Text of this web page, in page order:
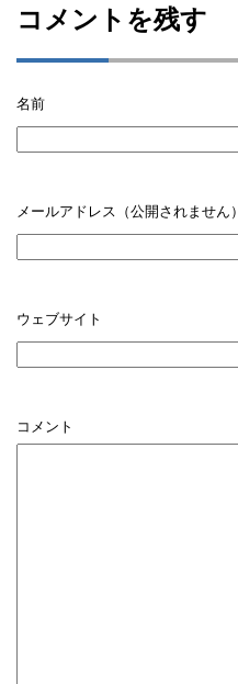
コメントを残す
名前
メールアドレス（公開されません）
ウェブサイト
コメント